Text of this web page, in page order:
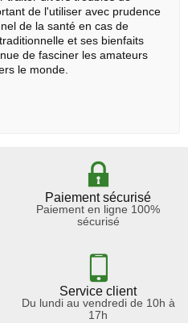
de l'utiliser avec prudence
de la santé en cas de
et ses bienfaits
de fasciner les amateurs
le monde.
Paiement sécurisé
Paiement en ligne 100%
sécurisé
Service client
Du lundi au vendredi de 10h à
17h